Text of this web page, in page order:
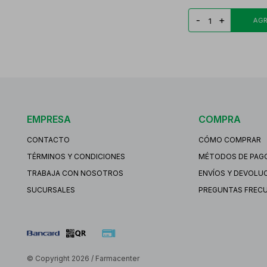
- +
EMPRESA
CONTACTO
TÉRMINOS Y CONDICIONES
TRABAJA CON NOSOTROS
SUCURSALES
COMPRA
CÓMO COMPRAR
MÉTODOS DE
ENVÍOS Y
PREGUNTAS
© Copyright 2026 / Farmacenter